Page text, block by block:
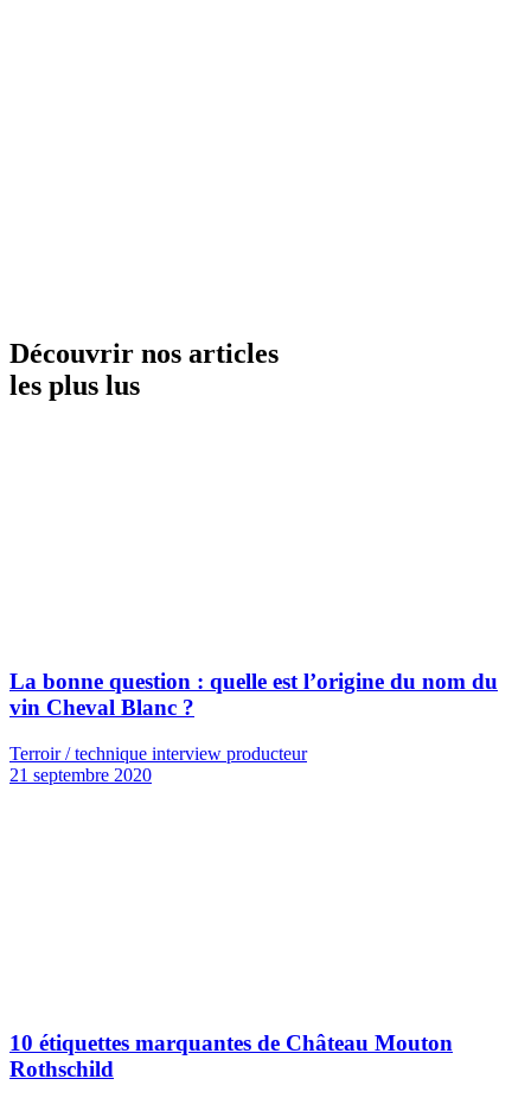
Découvrir nos articles
les plus lus
La bonne question : quelle est l’origine du nom du
vin Cheval Blanc ?
Terroir / technique interview producteur
21 septembre 2020
10 étiquettes marquantes de Château Mouton
Rothschild